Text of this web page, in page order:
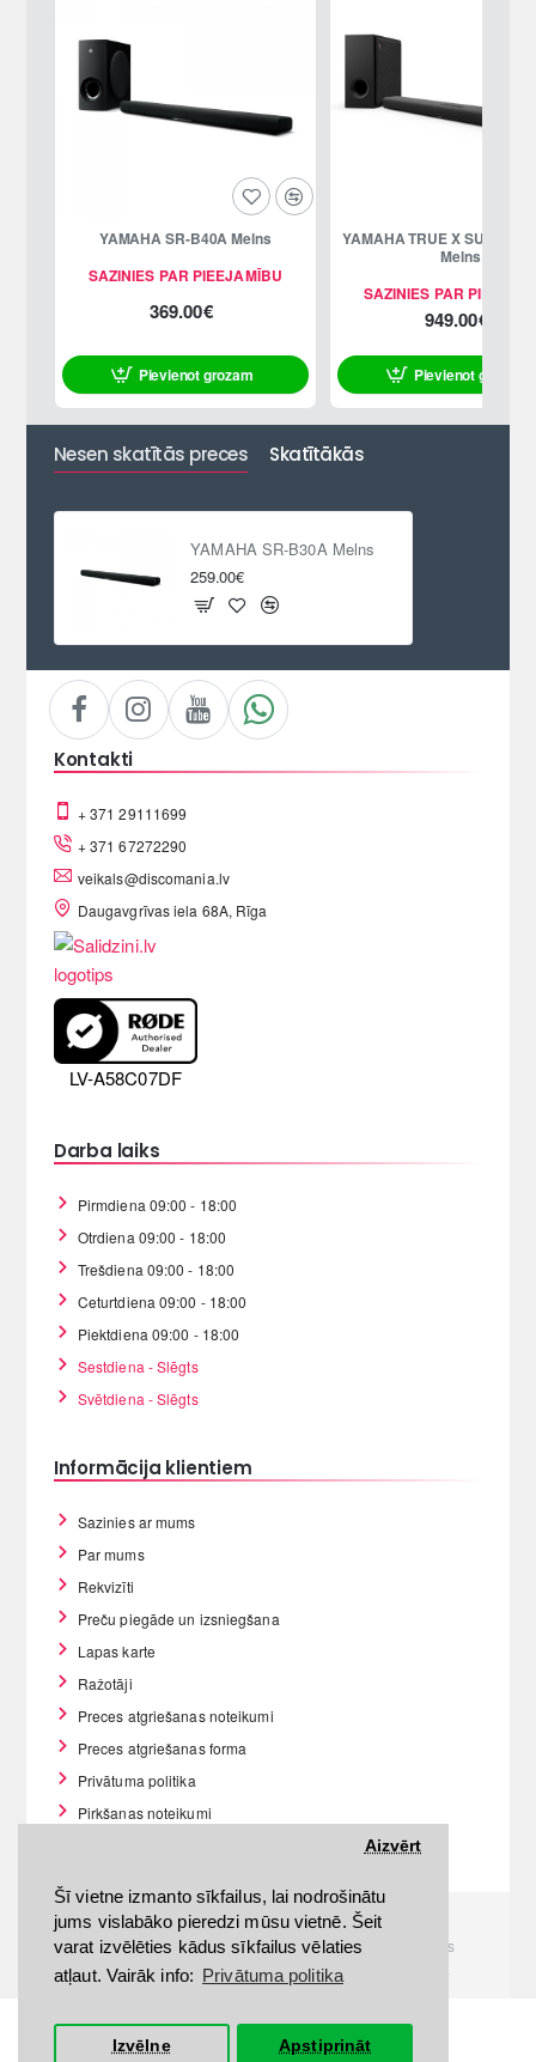
Šī vietne izmanto sīkfailus, lai nodrošinātu
jums vislabāko pieredzi mūsu vietnē. Šeit
varat izvēlēties kādus sīkfailus vēlaties
atļaut. Vairāk info: Privātuma politika
Aizvērt
Izvēlne Apstiprināt
SAZINIES PAR PIEEJAMĪBU
YAMAHA SR-B40A Melns
369.00€
Pievienot grozam
SAZINIES PAR
YAMAHA TRUE X
Melns
949.00€
Pievienot grozam
Nesen skatītās preces Skatītākās
YAMAHA SR-B30A Melns
259.00€
Kontakti
+ 371 29111699
+ 371 67272290
veikals@discomania.lv
Daugavgrīvas iela 68A, Rīga
LV-A58C07DF
Darba laiks
Pirmdiena 09:00 - 18:00
Otrdiena 09:00 - 18:00
Trešdiena 09:00 - 18:00
Ceturtdiena 09:00 - 18:00
Piektdiena 09:00 - 18:00
Sestdiena - Slēgts
Svētdiena - Slēgts
Informācija klientiem
Sazinies ar mums
Par mums
Rekvizīti
Preču piegāde un izsniegšana
Lapas karte
Ražotāji
Preces atgriešanas noteikumi
Preces atgriešanas forma
Privātuma politika
Pirkšanas noteikumi
Visas tiesības rezervētas. Interneta veikals
www.Discomania.lv. Jebkuras Discomania.lv informācijas
pārpublicēšana, bez rakstiskas atļaujas, stingri aizliegta.